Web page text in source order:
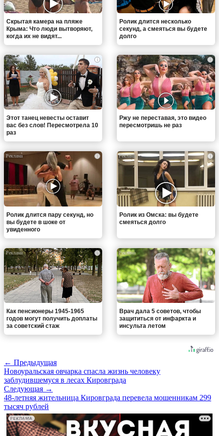
Скрытая камера на пляже
Крыма: Что люди вытворяют,
когда их не видят...
Ролик длится несколько
секунд, а смеяться вы будете
долго
i
Этот танец невесты оставит
вас без слов! Пересмотрела 10
раз
i
Ржу не переставая, это видео
пересмотришь не раз
i
Ролик длится пару секунд, но
вы будете в шоке от
увиденного
i
Ролик из Омска: вы будете
смеяться долго
i
Как пенсионеры 1945-1965
годов могут получить доплаты
за советский стаж
i
Врач дала 5 советов, чтобы
защититься от инфаркта и
инсульта летом
← Предыдущая
Новоуральская овчарка спасла жизнь человеку
заблудившемуся в лесах Кировграда
Следующая →
48-летняя жительница Кировграда перевела мошенникам 299
тысяч рублей
РЕКЛАМА